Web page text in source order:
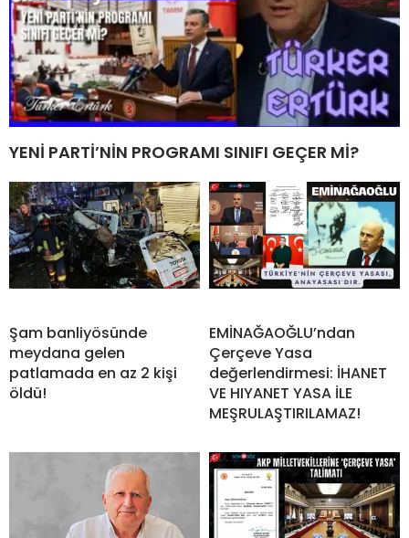
YENİ PARTİ’NİN PROGRAMI SINIFI GEÇER Mİ?
Şam banliyösünde
meydana gelen
patlamada en az 2 kişi
öldü!
EMİNAĞAOĞLU’ndan
Çerçeve Yasa
değerlendirmesi: İHANET
VE HIYANET YASA İLE
MEŞRULAŞTIRILAMAZ!